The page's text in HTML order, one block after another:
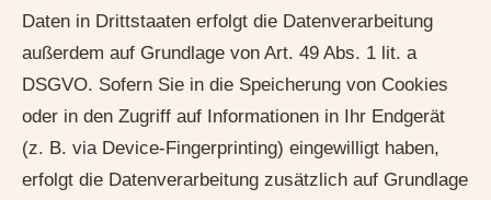
Daten in Drittstaaten erfolgt die Datenverarbeitung
außerdem auf Grundlage von Art. 49 Abs. 1 lit. a
DSGVO. Sofern Sie in die Speicherung von Cookies
oder in den Zugriff auf Informationen in Ihr Endgerät
(z. B. via Device-Fingerprinting) eingewilligt haben,
erfolgt die Datenverarbeitung zusätzlich auf Grundlage